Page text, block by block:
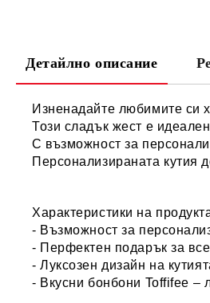
Детайлно описание
Изненадайте любимите си
Този сладък жест е
С възможност за
Персонализираната кутия
Характеристики на
- Възможност за
- Перфектен подарък за
- Луксозен дизайн на
- Вкусни бонбони Toffifee –